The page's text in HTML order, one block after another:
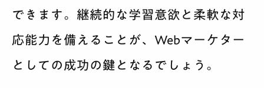
できます。継続的な学習意欲と柔軟な対
応能力を備えることが、Webマーケター
としての成功の鍵となるでしょう。